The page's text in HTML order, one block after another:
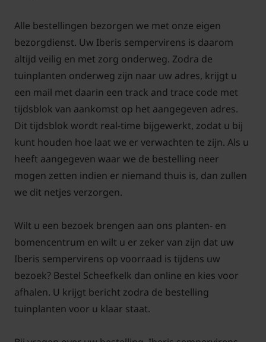
Moet de Iberis sempervirens goed
doorlatende grond geplant worden?
Antwoord: Iberis stelt weinig eisen aan de grond
maar water doorlatend moet deze zeker zijn. De
wortels mogen niet in het water blijven staan. Om
het aanslaan te bevorderen kan men wat
aanplantgrond gebruiken met planten. De
winterhardheid is goed. Deze Scheefbloem is
periode moet er wel water bij gegeven worden.
Geeft Iberis sempervirens alleen
maar witte bloemen?
Alle bestellingen bezorgen we met onze eigen
bezorgdienst. Uw Iberis sempervirens is daarom
altijd veilig en met zorg onderweg. Zodra de
tuinplanten onderweg zijn naar uw adres, krijgt u
een mail met daarin een track and trace code met
tijdsblok van aankomst op het aangegeven adres.
Dit tijdsblok wordt real-time bijgewerkt, zodat u bij
kunt houden hoe laat we er verwachten te zijn. Als u
heeft aangegeven waar we de bestelling neer
mogen zetten indien er niemand thuis is, dan zullen
we dit netjes verzorgen.
Wilt u een bezoek brengen aan ons planten- en
bomencentrum en wilt u er zeker van zijn dat uw
Iberis sempervirens op voorraad is tijdens uw
bezoek? Bestel Scheefkelk dan online en kies voor
afhalen. U krijgt bericht zodra de bestelling
tuinplanten voor u klaar staat.